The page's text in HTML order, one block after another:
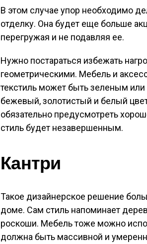
В этом случае упор необходимо
отделку. Она будет еще больше
перегружая и не подавляя ее.
Нужно постараться избежать
геометрическими. Мебель и
текстиль может быть зеленым или
бежевый, золотистый и белый
обязательно предусмотреть
стиль будет незавершенным.
Кантри
Такое дизайнерское решение
доме. Сам стиль напоминает
роскоши. Мебель тоже можно
должна быть массивной и